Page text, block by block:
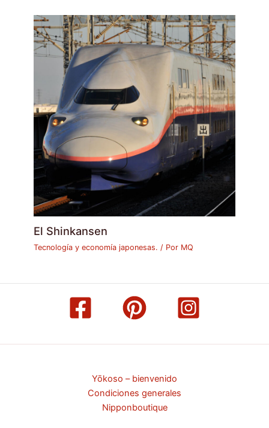
El Shinkansen
Tecnología y economía japonesas. / Por MQ
Yōkoso – bienvenido
Condiciones generales
Nipponboutique